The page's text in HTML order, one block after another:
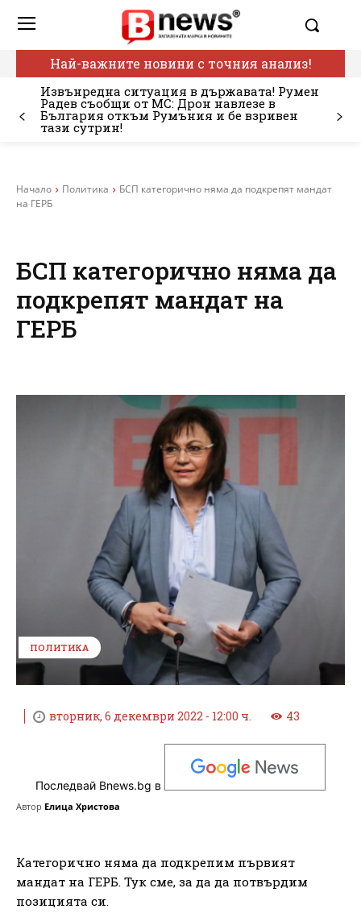
Най-важните новини с точния анализ!
Извънредна ситуация в държавата! Румен
Радев съобщи от МС: Дрон навлезе в
България откъм Румъния и бе взривен
тази сутрин!
Начало Политика
БСП категорично няма да подкрепят мандат
на ГЕРБ
БСП категорично няма да
подкрепят мандат на
ГЕРБ
ПОЛИТИКА
вторник, 6 декември 2022 - 12:00 ч. 43
Последвай Bnews.bg в
Автор Елица Христова
Категорично няма да подкрепим първият
мандат на ГЕРБ. Тук сме, за да да потвърдим
позицията си.